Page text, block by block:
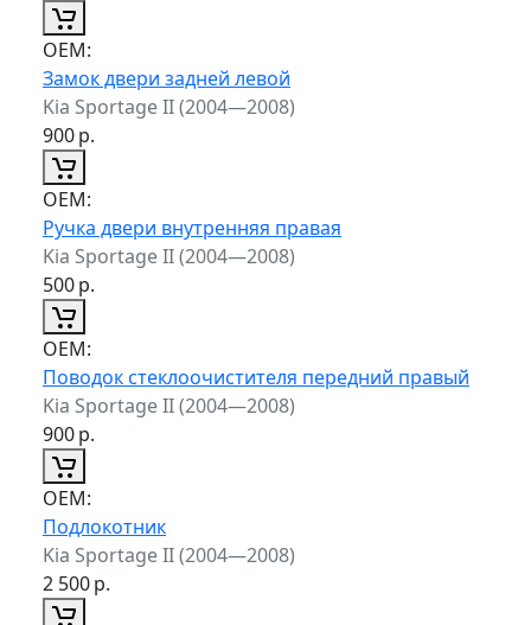
ОЕМ:
Замок двери задней левой
Kia Sportage II (2004—2008)
900р.
ОЕМ:
Ручка двери внутренняя правая
Kia Sportage II (2004—2008)
500р.
ОЕМ:
Поводок стеклоочистителя передний правый
Kia Sportage II (2004—2008)
900р.
ОЕМ:
Подлокотник
Kia Sportage II (2004—2008)
2 500р.